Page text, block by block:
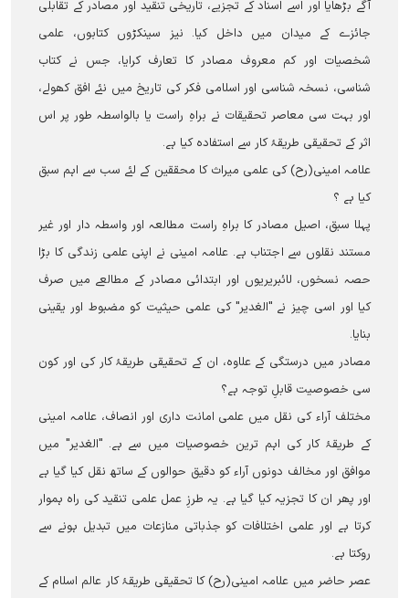
آگے بڑھایا اور اسے اسناد کے تجزیے، تاریخی تنقید اور مصادر کے تقابلی
جائزے کے میدان میں داخل کیا۔ نیز سینکڑوں کتابوں، علمی
شخصیات اور کم معروف مصادر کا تعارف کرایا، جس نے کتاب
شناسی، نسخہ شناسی اور اسلامی فکر کی تاریخ میں نئے افق کھولے،
اور بہت سی معاصر تحقیقات نے براہِ راست یا بالواسطہ طور پر اس
اثر کے تحقیقی طریقۂ کار سے استفادہ کیا ہے۔
علامہ امینی(رح) کی علمی میراث کا محققین کے لئے سب سے اہم سبق
کیا ہے ؟
پہلا سبق، اصیل مصادر کا براہِ راست مطالعہ اور واسطہ دار اور غیر
مستند نقلوں سے اجتناب ہے۔ علامہ امینی نے اپنی علمی زندگی کا بڑا
حصہ نسخوں، لائبریریوں اور ابتدائی مصادر کے مطالعے میں صرف
کیا اور اسی چیز نے "الغدیر" کی علمی حیثیت کو مضبوط اور یقینی
بنایا۔
مصادر میں درستگی کے علاوہ، ان کے تحقیقی طریقۂ کار کی اور کون
سی خصوصیت قابلِ توجہ ہے؟
مختلف آراء کی نقل میں علمی امانت داری اور انصاف، علامہ امینی
کے طریقۂ کار کی اہم ترین خصوصیات میں سے ہے۔ "الغدیر" میں
موافق اور مخالف دونوں آراء کو دقیق حوالوں کے ساتھ نقل کیا گیا ہے
اور پھر ان کا تجزیہ کیا گیا ہے۔ یہ طرزِ عمل علمی تنقید کی راہ ہموار
کرتا ہے اور علمی اختلافات کو جذباتی منازعات میں تبدیل ہونے سے
روکتا ہے۔
عصر حاضر میں علامہ امینی(رح) کا تحقیقی طریقۂ کار عالم اسلام کے